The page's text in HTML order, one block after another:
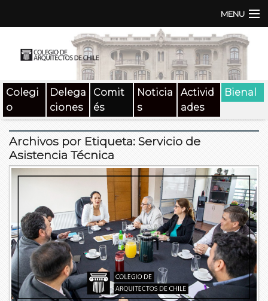
MENU
Documentos
SAT
Beneficios
Medios
Contacto
Buscar:
Colegi
o
Delega
ciones
Comit
és
Noticia
s
Activid
ades
Bienal
Archivos por Etiqueta: Servicio de
Asistencia Técnica